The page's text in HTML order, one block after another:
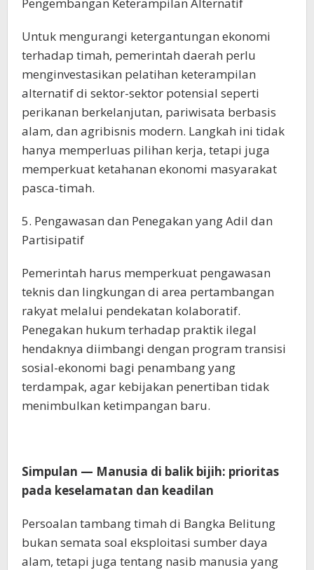
Untuk mengurangi ketergantungan ekonomi
terhadap timah, pemerintah daerah perlu
menginvestasikan pelatihan keterampilan
alternatif di sektor-sektor potensial seperti
perikanan berkelanjutan, pariwisata berbasis
alam, dan agribisnis modern. Langkah ini tidak
hanya memperluas pilihan kerja, tetapi juga
memperkuat ketahanan ekonomi masyarakat
pasca-timah.
5. Pengawasan dan Penegakan yang Adil dan
Partisipatif
Pemerintah harus memperkuat pengawasan
teknis dan lingkungan di area pertambangan
rakyat melalui pendekatan kolaboratif.
Penegakan hukum terhadap praktik ilegal
hendaknya diimbangi dengan program transisi
sosial-ekonomi bagi penambang yang
terdampak, agar kebijakan penertiban tidak
menimbulkan ketimpangan baru.
Simpulan — Manusia di balik bijih: prioritas
pada keselamatan dan keadilan
Persoalan tambang timah di Bangka Belitung
bukan semata soal eksploitasi sumber daya
alam, tetapi juga tentang nasib manusia yang